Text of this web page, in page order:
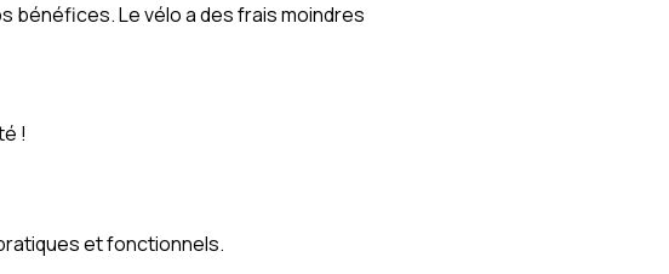
bénéfices. Le vélo a des frais moindres
!
et fonctionnels.